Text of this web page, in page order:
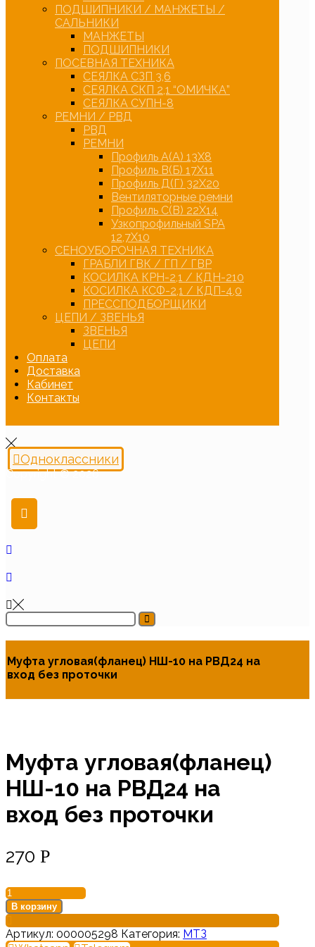
ПОДШИПНИКИ / МАНЖЕТЫ /
САЛЬНИКИ
МАНЖЕТЫ
ПОДШИПНИКИ
ПОСЕВНАЯ ТЕХНИКА
СЕЯЛКА СЗП 3,6
СЕЯЛКА СКП 2,1 “ОМИЧКА”
СЕЯЛКА СУПН-8
РЕМНИ / РВД
РВД
РЕМНИ
Профиль А(А) 13Х8
Профиль В(Б) 17Х11
Профиль Д(Г) 32Х20
Вентиляторные ремни
Профиль С(В) 22Х14
Узкопрофильный SPA
12,7Х10
СЕНОУБОРОЧНАЯ ТЕХНИКА
ГРАБЛИ ГВК / ГП / ГВР
КОСИЛКА КРН-2,1 / КДН-210
КОСИЛКА КСФ-2,1 / КДП-4,0
ПРЕССПОДБОРЩИКИ
ЦЕПИ / ЗВЕНЬЯ
ЗВЕНЬЯ
ЦЕПИ
Оплата
Доставка
Кабинет
Контакты
Одноклассники
Copyright © 2026
Муфта угловая(фланец) НШ-10 на РВД24 на
вход без проточки
Муфта угловая(фланец)
НШ-10 на РВД24 на
вход без проточки
270 Р
Количество
товара
Муфта
угловая(фланец)
В корзину
Артикул: 000005298 Категория: МТЗ